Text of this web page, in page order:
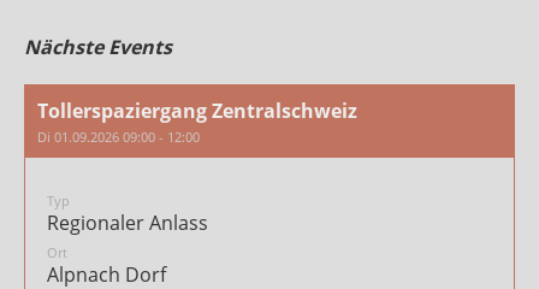
Nächste Events
Tollerspaziergang Zentralschweiz
Di 01.09.2026 09:00 - 12:00
Typ
Regionaler Anlass
Ort
Alpnach Dorf